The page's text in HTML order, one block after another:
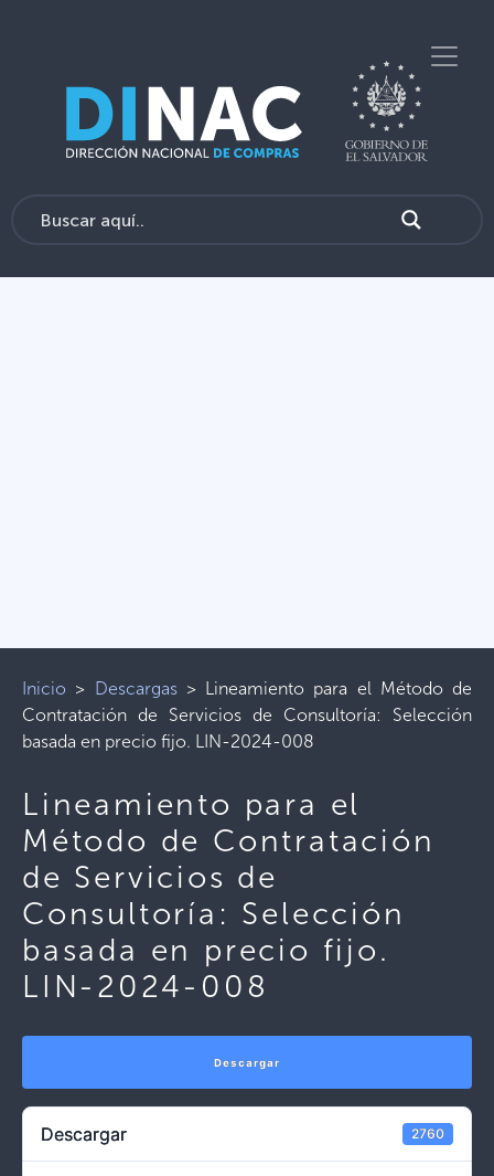
Inicio > Descargas> Lineamiento para el Método de
Contratación de Servicios de Consultoría: Selección
basada en precio fijo. LIN-2024-008
Lineamiento para el
Método de Contratación
de Servicios de
Consultoría: Selección
basada en precio fijo.
LIN-2024-008
Descargar
Descargar 2760